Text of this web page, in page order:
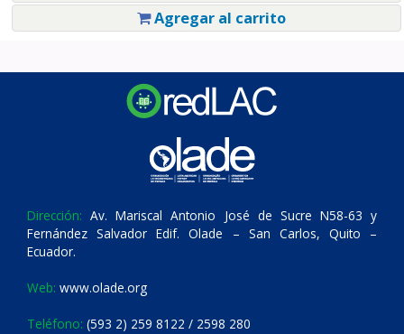
Agregar al carrito
Dirección: Av. Mariscal Antonio José de Sucre N58-63 y
Fernández Salvador Edif. Olade – San Carlos, Quito –
Ecuador.
Web: www.olade.org
Teléfono: (593 2) 259 8122 / 2598 280